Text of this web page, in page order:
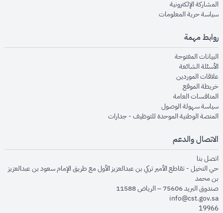
المشاركة الإلكترونيةopens in new window
سياسة حرية المعلوماتopens in new window
روابط مهمة
البيانات المفتوحةopens in new window
الأسئلة الشائعةopens in new window
علاقات الموردينopens in new window
خريطة الموقعopens in new window
المنافسات العامةopens in new window
سياسة سهولة الوصولopens in new window
المنصة الوطنية الموحدة للتوظيف - جداراتopens in new window
الاتصال والدعم
اتصل بنا
حي النخيل - تقاطع الأمير تركي بن عبدالعزيز الأول مع طريق الإمام سعود بن عبدالعزيز
بن محمد
صندوق البريد 75606 – الرياض 11588
info@cst.gov.sa
19966